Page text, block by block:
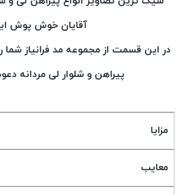
آقایان خوش پوش
در این قسمت از مجموعه مد فرانیاز
پیراهن و شلوار لی مردانه
مزایا
معایب